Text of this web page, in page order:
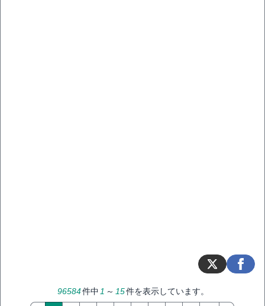
96584件中 1 ～ 15件を表示しています。